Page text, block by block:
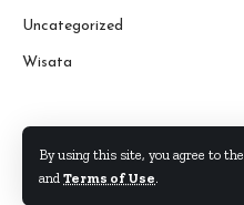
By using this site, you agree to the
and Terms of Use.
Uncategorized
Wisata